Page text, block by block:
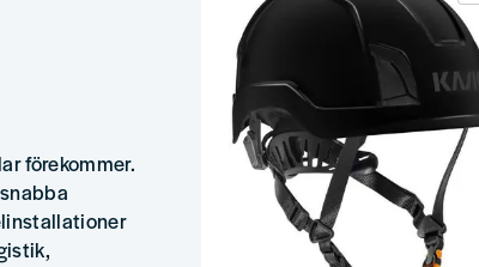
förekommer.